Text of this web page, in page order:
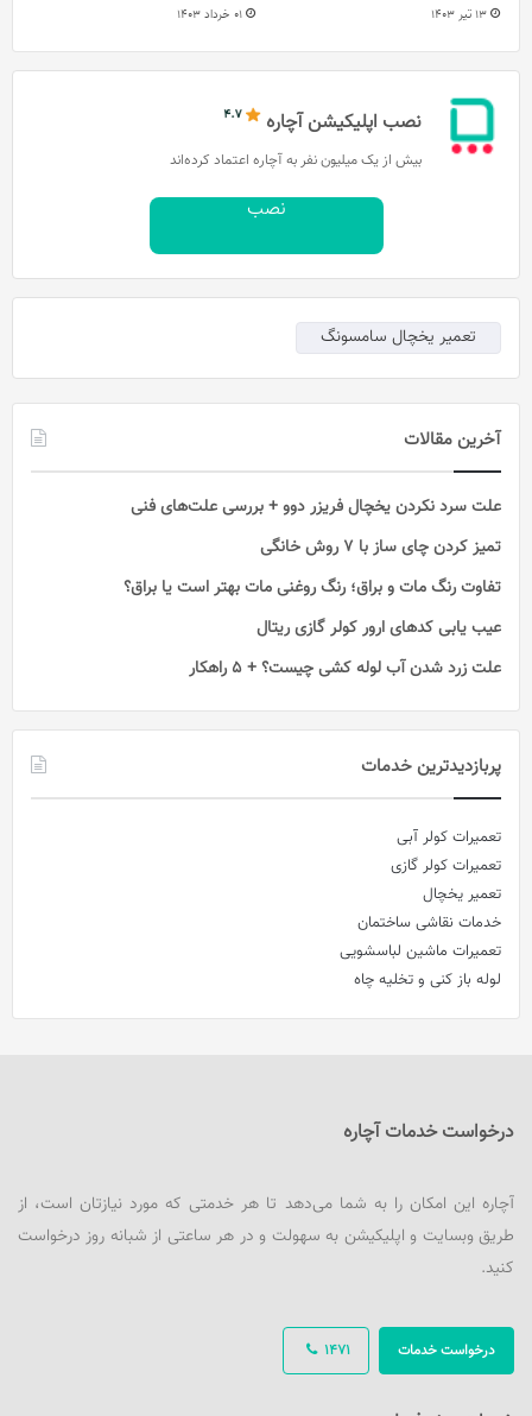
13 تیر 1403 01 خرداد 1403
نصب اپلیکیشن آچاره
بیش از یک میلیون نفر به آچاره اعتماد کرده‌اند
نصب
تعمیر یخچال سامسونگ
آخرین مقالات
علت سرد نکردن یخچال فریزر دوو + بررسی علت‌های فنی
تمیز کردن چای ساز با ۷ روش خانگی
تفاوت رنگ مات و براق؛ رنگ روغنی مات بهتر است یا براق؟
عیب یابی کدهای ارور کولر گازی ریتال
علت زرد شدن آب لوله کشی چیست؟ + 5 راهکار
پربازدیدترین خدمات
تعمیرات کولر آبی
تعمیرات کولر گازی
تعمیر یخچال
خدمات نقاشی ساختمان
تعمیرات ماشین لباسشویی
لوله باز کنی و تخلیه چاه
درخواست خدمات آچاره
آچاره این امکان را به شما می‌دهد تا هر خدمتی که مورد نیازتان است، از
طریق وبسایت و اپلیکیشن به سهولت و در هر ساعتی از شبانه روز درخواست
کنید.
1471 درخواست خدمات